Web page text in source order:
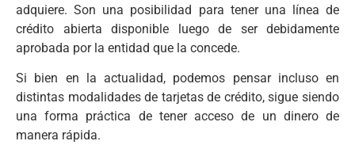
adquiere. Son una posibilidad para tener una línea de
crédito abierta disponible luego de ser debidamente
aprobada por la entidad que la concede.
Si bien en la actualidad, podemos pensar incluso en
distintas modalidades de tarjetas de crédito, sigue siendo
una forma práctica de tener acceso de un dinero de
manera rápida.